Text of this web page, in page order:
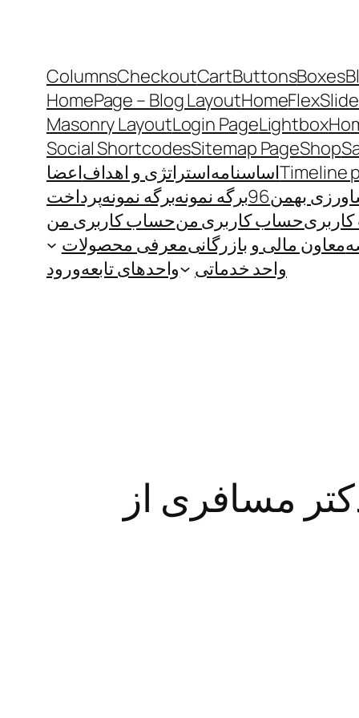
Boxes
Buttons
Cart
Checkout
Columns
Home
HomePage – Blog Layout
Lightbox
Login Page
Masonry Layout
Shop
Sitemap Page
Social Shortcodes
Timelineاساسنامهاستراتژی و اهدافاعضا
بهمن96
برگه نمونهبرگه نمونهپرداخت
حساب کاربری منحساب کاربری من
معاون مالی و بازرگانیمعرفی محصولات
واحد خدماتی
واحدهای تابعهورود
مسافری از